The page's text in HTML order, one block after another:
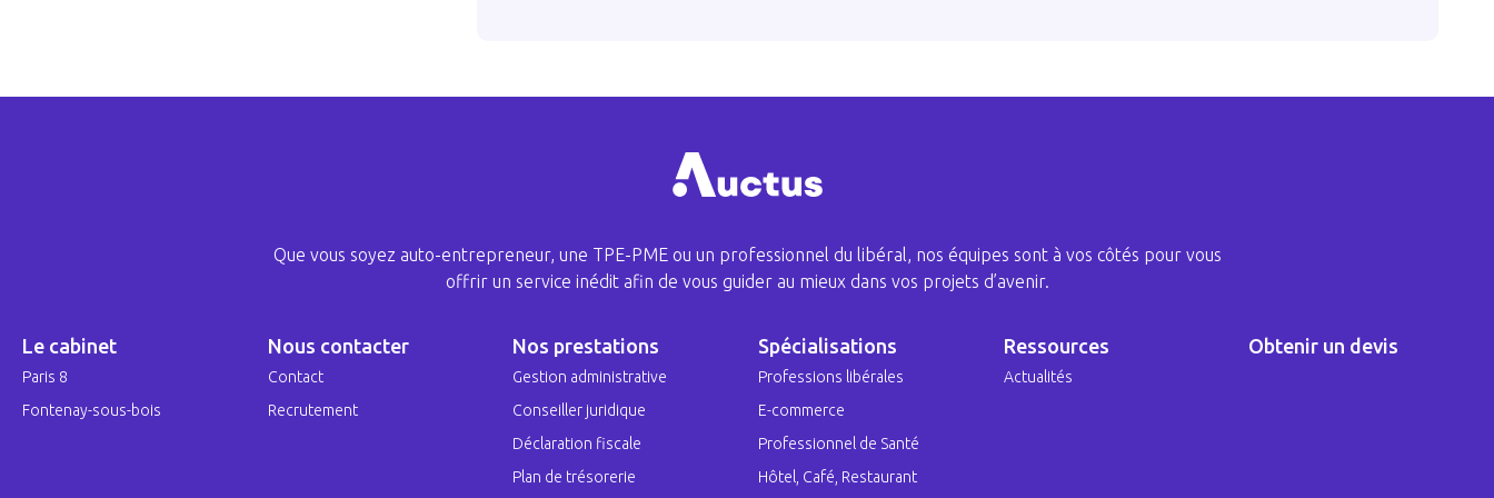
Que vous soyez auto-entrepreneur, une TPE-PME ou un professionnel du libéral, nos équipes sont à vos côtés pour vous
offrir un service inédit afin de vous guider au mieux dans vos projets d’avenir.
Le cabinet
Paris 8
Fontenay-sous-bois
Nous contacter
Contact
Recrutement
Nos prestations
Gestion administrative
Conseiller juridique
Déclaration fiscale
Plan de trésorerie
Spécialisations
Professions libérales
E-commerce
Professionnel de Santé
Hôtel, Café, Restaurant
Ressources
Actualités
Obtenir un devis